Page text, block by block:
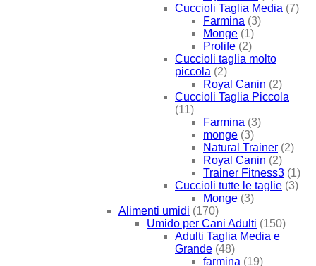
Cuccioli Taglia Media (7)
Farmina (3)
Monge (1)
Prolife (2)
Cuccioli taglia molto
piccola (2)
Royal Canin (2)
Cuccioli Taglia Piccola
(11)
Farmina (3)
monge (3)
Natural Trainer (2)
Royal Canin (2)
Trainer Fitness3 (1)
Cuccioli tutte le taglie (3)
Monge (3)
Alimenti umidi (170)
Umido per Cani Adulti (150)
Adulti Taglia Media e
Grande (48)
farmina (19)